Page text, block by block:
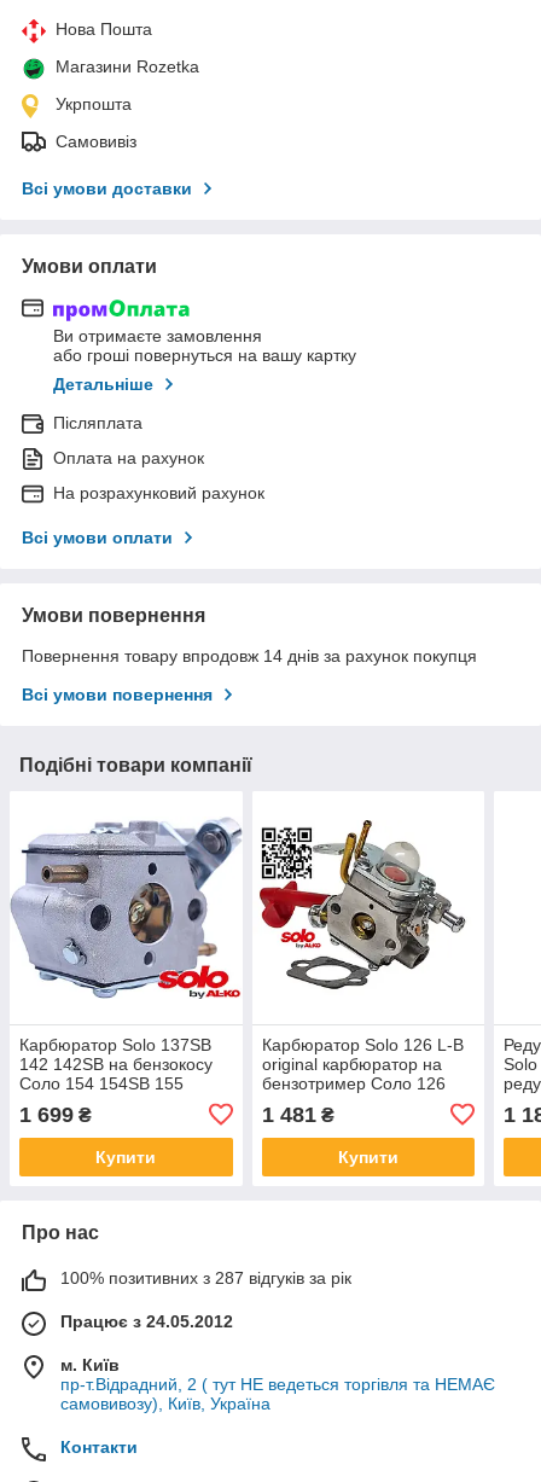
Нова Пошта
Магазини Rozetka
Укрпошта
Самовивіз
Всі умови доставки
Умови оплати
Ви отримаєте замовлення
або гроші повернуться на вашу картку
Детальніше
Післяплата
Оплата на рахунок
На розрахунковий рахунок
Всі умови оплати
Умови повернення
Повернення товару впродовж 14 днів за рахунок покупця
Всі умови повернення
Подібні товари компанії
Карбюратор Solo 137SB
142 142SB на бензокосу
Соло 154 154SB 155
1 699 ₴
Купити
Карбюратор Solo 126 L-B
original карбюратор на
бензотример Соло 126
1 481₴
Купити
1
Про нас
100% позитивних з 287 відгуків за рік
Працює з 24.05.2012
м. Київ
пр-т.Відрадний, 2 ( тут НЕ ведеться торгівля та НЕМАЄ
самовивозу), Київ, Україна
Контакти